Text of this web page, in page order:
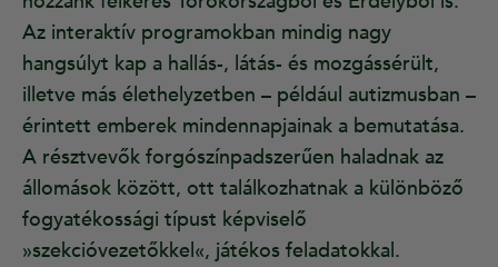
Az interaktív programokban mindig nagy
hangsúlyt kap a hallás-, látás- és mozgássérült,
illetve más élethelyzetben – például autizmusban –
érintett emberek mindennapjainak a bemutatása.
A résztvevők forgószínpadszerűen haladnak az
állomások között, ott találkozhatnak a különböző
fogyatékossági típust képviselő
»szekcióvezetőkkel«, játékos feladatokkal.